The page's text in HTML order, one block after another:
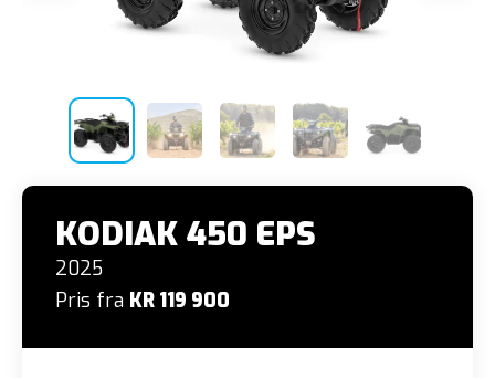
KODIAK 450 EPS
2025
Pris fra KR 119 900